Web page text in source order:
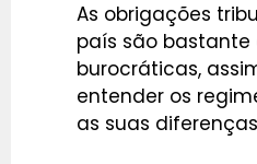
As obrigações
país são bastante
burocráticas,
entender os
as suas